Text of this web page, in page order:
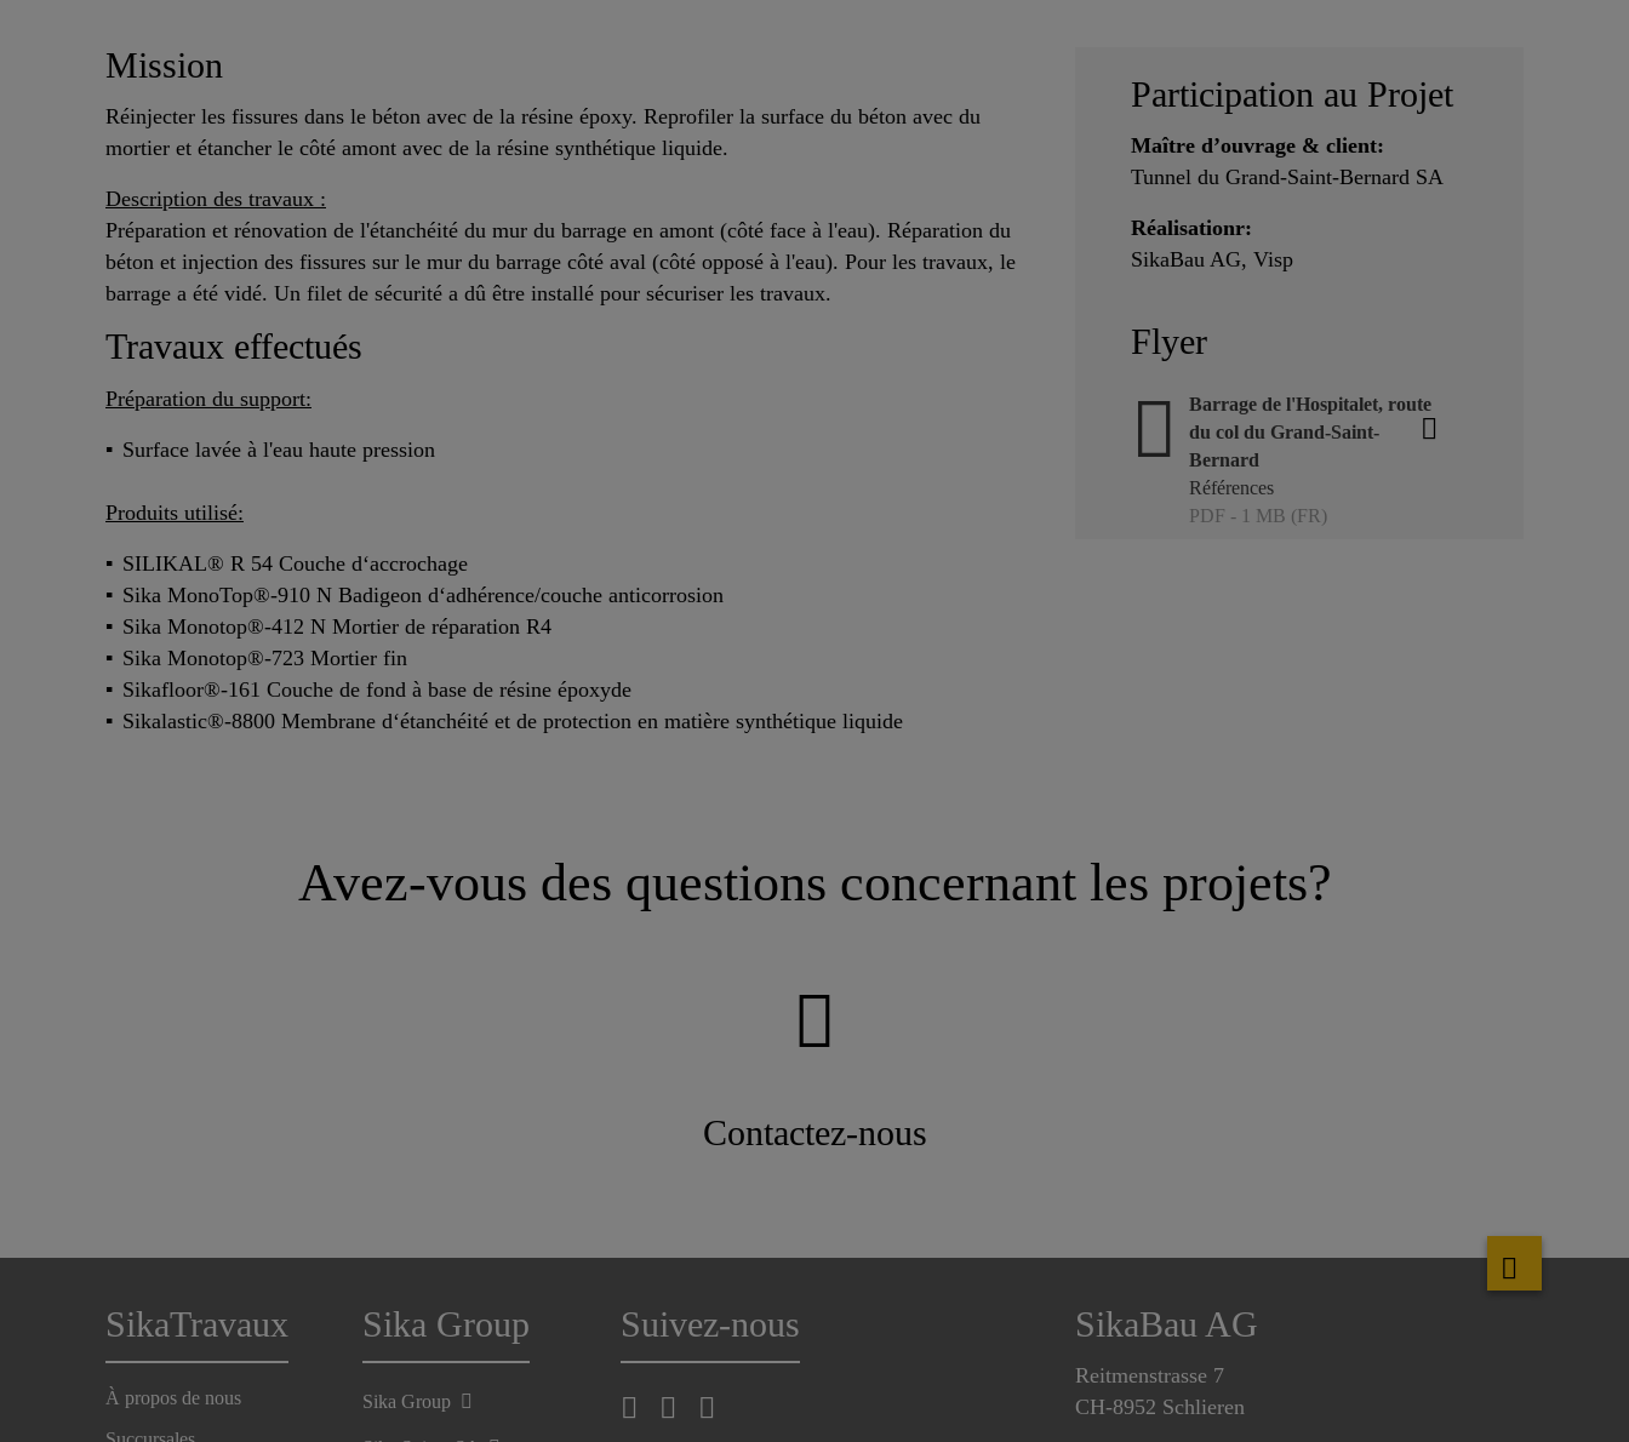
Mission
Réinjecter les fissures dans le béton avec de la résine époxy. Reprofiler la surface du béton avec du
mortier et étancher le côté amont avec de la résine synthétique liquide.
Description des travaux :
Préparation et rénovation de l'étanchéité du mur du barrage en amont (côté face à l'eau). Réparation du
béton et injection des fissures sur le mur du barrage côté aval (côté opposé à l'eau). Pour les travaux, le
barrage a été vidé. Un filet de sécurité a dû être installé pour sécuriser les travaux.
Travaux effectués
Préparation du support:
Surface lavée à l'eau haute pression
Produits utilisé:
SILIKAL® R 54 Couche d‘accrochage
Sika MonoTop®-910 N Badigeon d‘adhérence/couche anticorrosion
Sika Monotop®-412 N Mortier de réparation R4
Sika Monotop®-723 Mortier fin
Sikafloor®-161 Couche de fond à base de résine époxyde
Sikalastic®-8800 Membrane d‘étanchéité et de protection en matière synthétique liquide
Participation au Projet
Maître d’ouvrage & client:
Tunnel du Grand-Saint-Bernard SA
Réalisationr:
SikaBau AG, Visp
Flyer
Barrage de l'Hospitalet, route
du col du Grand-Saint-
Bernard
Références
PDF - 1 MB (FR)
Avez-vous des questions concernant les projets?
Contactez-nous
SikaTravaux
À propos de nous
Sika Group
Sika Group
Suivez-nous SikaBau AG
Reitmenstrasse 7
CH-8952 Schlieren